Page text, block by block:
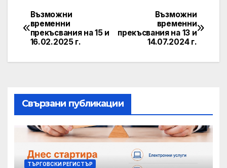
Post
navigation
Възможни
временни
прекъсвания на 13 и
14.07.2024 г.
Възможни
временни
прекъсвания на 15 и
16.02.2025 г.
Свързани публикации
ТЪРГОВСКИ РЕГИСТЪР